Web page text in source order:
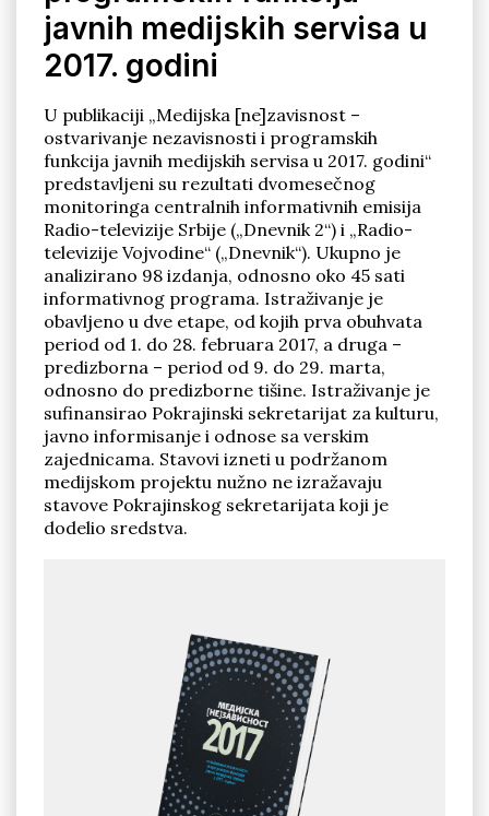
Pronađi
javnih medijskih servisa u
2017. godini
U publikaciji „Medijska [ne]zavisnost –
ostvarivanje nezavisnosti i programskih
funkcija javnih medijskih servisa u 2017. godini“
predstavljeni su rezultati dvomesečnog
monitoringa centralnih informativnih emisija
Radio-televizije Srbije („Dnevnik 2“) i „Radio-
televizije Vojvodine“ („Dnevnik“). Ukupno je
analizirano 98 izdanja, odnosno oko 45 sati
informativnog programa. Istraživanje je
obavljeno u dve etape, od kojih prva obuhvata
period od 1. do 28. februara 2017, a druga –
predizborna – period od 9. do 29. marta,
odnosno do predizborne tišine. Istraživanje je
sufinansirao Pokrajinski sekretarijat za kulturu,
javno informisanje i odnose sa verskim
zajednicama. Stavovi izneti u podržanom
medijskom projektu nužno ne izražavaju
stavove Pokrajinskog sekretarijata koji je
dodelio sredstva.